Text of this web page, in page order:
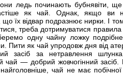
ледь починають бубнявіти, ще
як чай. Однак, якщо ви
їх відвар подразнює нирки. І
треба дотримуватися
одну чайну ложку
Пити як чай упродовж дня від
засіб за нетравлення
чай — добрий жовчогінний засіб.
чай не має побічної